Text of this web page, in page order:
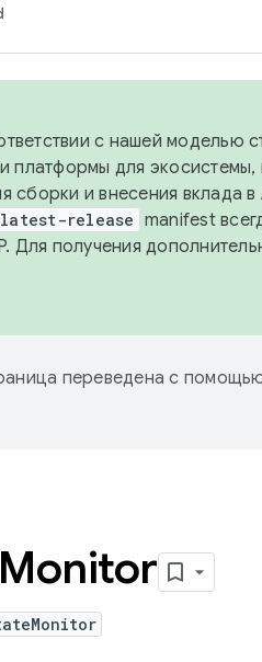
с нашей моделью
платформы для
сборки и внесения вклада в
release manifest
Для получения
переведена с
Monitor